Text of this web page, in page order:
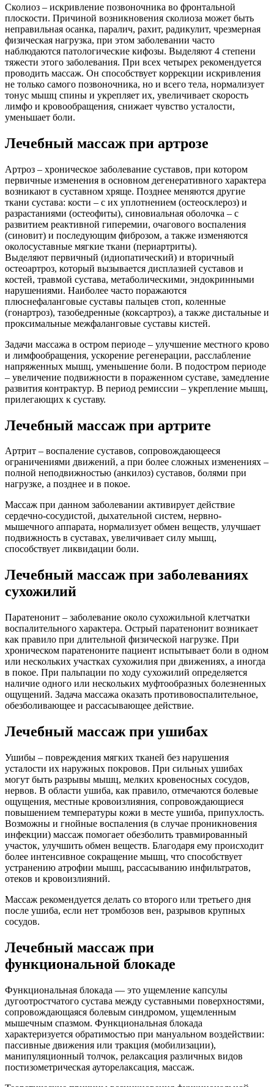
Сколиоз – искривление позвоночника во фронтальной
плоскости. Причиной возникновения сколиоза может быть
неправильная осанка, паралич, рахит, радикулит, чрезмерная
физическая нагрузка, при этом заболевании часто
наблюдаются патологические кифозы. Выделяют 4 степени
тяжести этого заболевания. При всех четырех рекомендуется
проводить массаж. Он способствует коррекции искривления
не только самого позвоночника, но и всего тела, нормализует
тонус мышц спины и укрепляет их, увеличивает скорость
лимфо и кровообращения, снижает чувство усталости,
уменьшает боли.
Лечебный массаж при артрозе
Артроз – хроническое заболевание суставов, при котором
первичные изменения в основном дегенеративного характера
возникают в суставном хряще. Позднее меняются другие
ткани сустава: кости – с их уплотнением (остеосклероз) и
разрастаниями (остеофиты), синовиальная оболочка – с
развитием реактивной гиперемии, очагового воспаления
(синовит) и последующим фиброзом, а также изменяются
околосуставные мягкие ткани (периартриты).
Выделяют первичный (идиопатический) и вторичный
остеоартроз, который вызывается дисплазией суставов и
костей, травмой сустава, метаболическими, эндокринными
нарушениями. Наиболее часто поражаются
плюснефаланговые суставы пальцев стоп, коленные
(гонартроз), тазобедренные (коксартроз), а также дистальные и
проксимальные межфаланговые суставы кистей.
Задачи массажа в остром периоде – улучшение местного крово
и лимфообращения, ускорение регенерации, расслабление
напряженных мышц, уменьшение боли. В подостром периоде
– увеличение подвижности в пораженном суставе, замедление
развития контрактур. В период ремиссии – укрепление мышц,
прилегающих к суставу.
Лечебный массаж при артрите
Артрит – воспаление суставов, сопровождающееся
ограничениями движений, а при более сложных изменениях –
полной неподвижностью (анкилоз) суставов, болями при
нагрузке, а позднее и в покое.
Массаж при данном заболевании активирует действие
сердечно-сосудистой, дыхательной систем, нервно-
мышечного аппарата, нормализует обмен веществ, улучшает
подвижность в суставах, увеличивает силу мышц,
способствует ликвидации боли.
Лечебный массаж при заболеваниях
сухожилий
Паратенонит – заболевание около сухожильной клетчатки
воспалительного характера. Острый паратенонит возникает
как правило при длительной физической нагрузке. При
хроническом паратеноните пациент испытывает боли в одном
или нескольких участках сухожилия при движениях, а иногда
в покое. При пальпации по ходу сухожилий определяется
наличие одного или нескольких муфтообразных болезненных
ощущений. Задача массажа оказать противовоспалительное,
обезболивающее и рассасывающее действие.
Лечебный массаж при ушибах
Ушибы – повреждения мягких тканей без нарушения
усталости их наружных покровов. При сильных ушибах
могут быть разрывы мышц, мелких кровеносных сосудов,
нервов. В области ушиба, как правило, отмечаются болевые
ощущения, местные кровоизлияния, сопровождающиеся
повышением температуры кожи в месте ушиба, припухлость.
Возможны и гнойные воспаления (в случае проникновения
инфекции) массаж помогает обезболить травмированный
участок, улучшить обмен веществ. Благодаря ему происходит
более интенсивное сокращение мышц, что способствует
устранению атрофии мышц, рассасыванию инфильтратов,
отеков и кровоизлияний.
Массаж рекомендуется делать со второго или третьего дня
после ушиба, если нет тромбозов вен, разрывов крупных
сосудов.
Лечебный массаж при
функциональной блокаде
Функциональная блокада — это ущемление капсулы
дугоотростчатого сустава между суставными поверхностями,
сопровождающаяся болевым синдромом, ущемленным
мышечным спазмом. Функциональная блокада
характеризуется обратимостью при мануальном воздействии:
пассивные движения или тракция (мобилизации),
манипуляционный толчок, релаксация различных видов
постизометрическая ауторелаксация, массаж.